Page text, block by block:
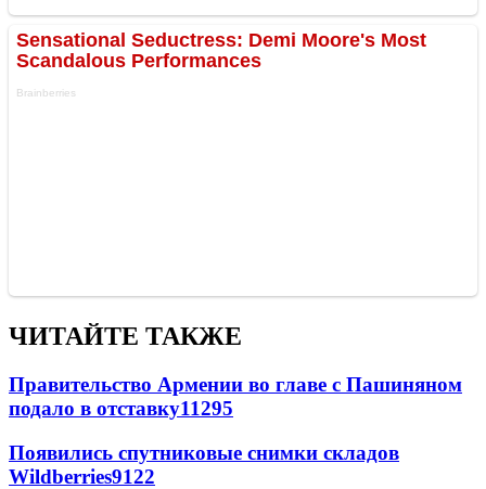
ЧИТАЙТЕ ТАКЖЕ
Правительство Армении во главе с Пашиняном
подало в отставку11295
Появились спутниковые снимки складов
Wildberries9122